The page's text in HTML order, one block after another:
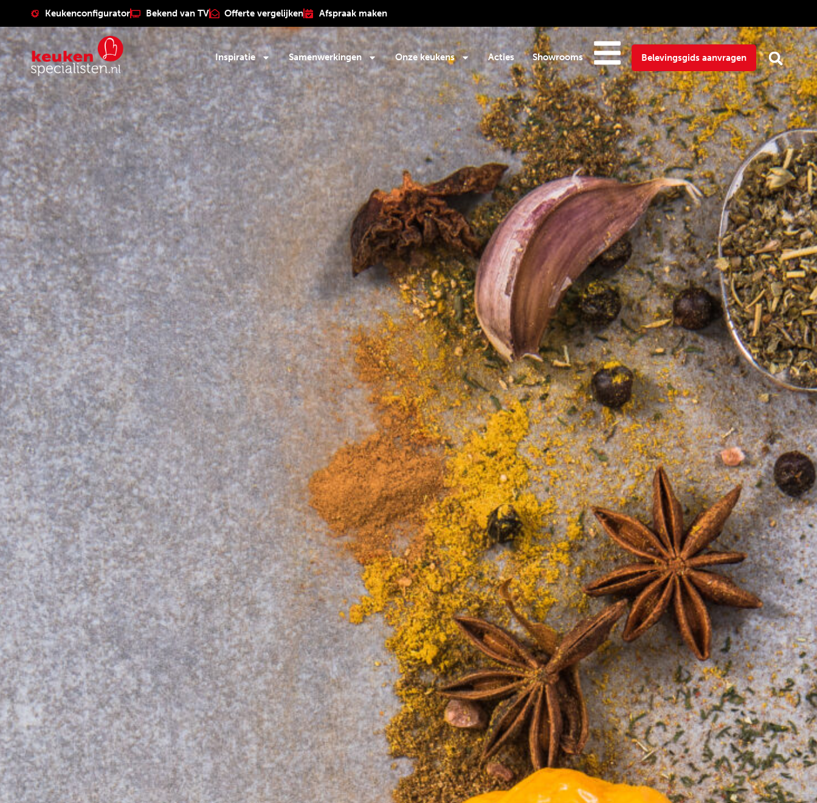
Keukenconfigurator Bekend van TV Offerte vergelijken Afspraak maken
Inspiratie Samenwerkingen Onze keukens Acties Showrooms Belevingsgids aanvragen